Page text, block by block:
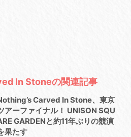
In Stoneの関連記事
Carved In Stone、東京
アーファイナル！ UNISON SQU
GARDENと約11年ぶりの競演
果たす